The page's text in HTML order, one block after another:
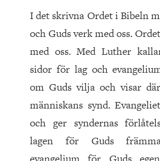
I det skrivna Ordet i Bibeln
och Guds verk med oss.
med oss. Med Luther
sidor för lag och
om Guds vilja och visar
människans synd.
och ger syndernas
lagen för Guds